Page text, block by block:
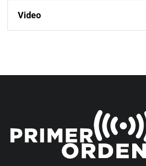
Video